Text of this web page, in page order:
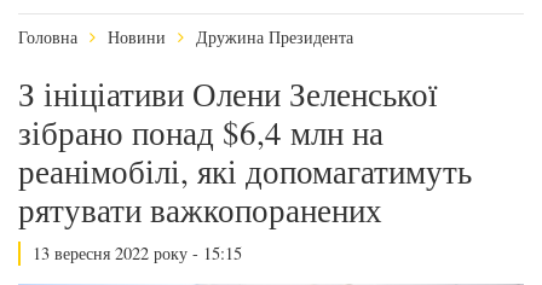
Головна Новини Дружина Президента
З ініціативи Олени Зеленської
зібрано понад $6,4 млн на
реанімобілі, які допомагатимуть
рятувати важкопоранених
13 вересня 2022 року - 15:15